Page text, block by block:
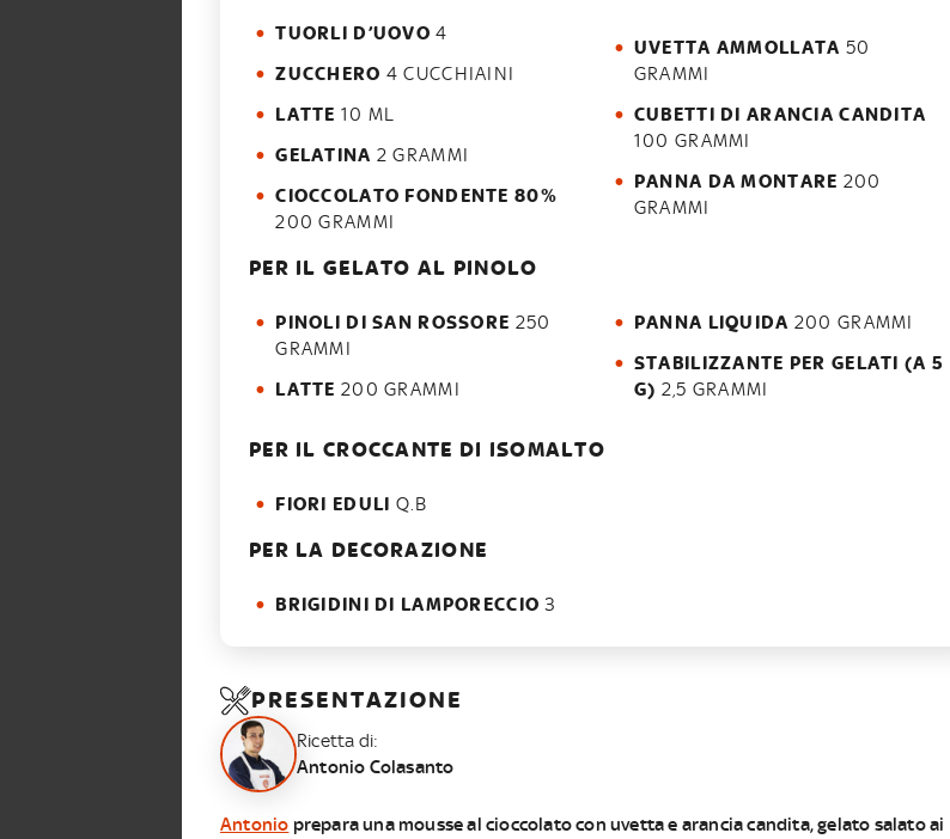
TUORLI D’UOVO 4
ZUCCHERO 4 CUCCHIAINI
LATTE 10 ML
GELATINA 2 GRAMMI
CIOCCOLATO FONDENTE 80%
200 GRAMMI
UVETTA AMMOLLATA 50
GRAMMI
CUBETTI DI ARANCIA CANDITA
100 GRAMMI
PANNA DA MONTARE 200
GRAMMI
PER IL GELATO AL PINOLO
PINOLI DI SAN ROSSORE 250
GRAMMI
LATTE 200 GRAMMI
PANNA LIQUIDA 200 GRAMMI
STABILIZZANTE PER GELATI (A 5
G) 2,5 GRAMMI
PER IL CROCCANTE DI ISOMALTO
FIORI EDULI Q.B
PER LA DECORAZIONE
BRIGIDINI DI LAMPORECCIO 3
PRESENTAZIONE
Ricetta di:
Antonio Colasanto
Antonio prepara una mousse al cioccolato con uvetta e arancia candita, gelato salato ai